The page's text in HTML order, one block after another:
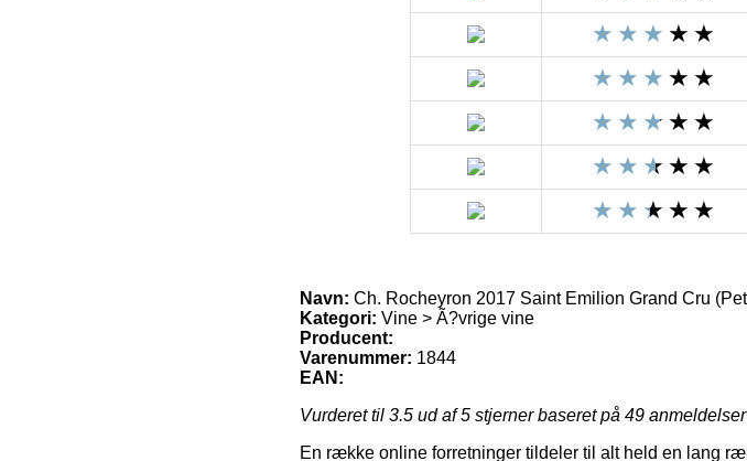
Navn: Ch. Rocheyron 2017 Saint Emilion Grand Cru
Kategori: Vine > Ã?vrige vine
Producent:
Varenummer: 1844
EAN:
Vurderet til 3.5 ud af 5 stjerner baseret på 49 anmeldelser
En række online forretninger tildeler til alt held en lang